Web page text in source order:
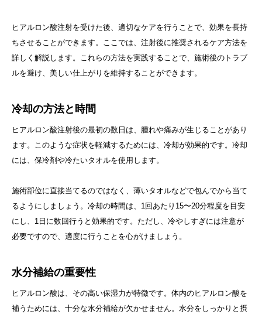
ヒアルロン酸注射を受けた後、適切なケアを行うことで、効果を長持
ちさせることができます。ここでは、注射後に推奨されるケア方法を
詳しく解説します。これらの方法を実践することで、施術後のトラブ
ルを避け、美しい仕上がりを維持することができます。
冷却の方法と時間
ヒアルロン酸注射後の最初の数日は、腫れや痛みが生じることがあり
ます。このような症状を軽減するためには、冷却が効果的です。冷却
には、保冷剤や冷たいタオルを使用します。
施術部位に直接当てるのではなく、薄いタオルなどで包んでから当て
るようにしましょう。冷却の時間は、1回あたり15〜20分程度を目安
にし、1日に数回行うと効果的です。ただし、冷やしすぎには注意が
必要ですので、適度に行うことを心がけましょう。
水分補給の重要性
ヒアルロン酸は、その高い保湿力が特徴です。体内のヒアルロン酸を
補うためには、十分な水分補給が欠かせません。水分をしっかりと摂